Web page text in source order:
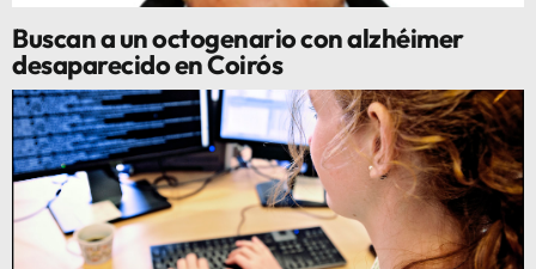
Buscan a un octogenario con alzhéimer
desaparecido en Coirós